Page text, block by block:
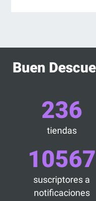
Buen
236
tiendas
10567
suscriptores a
notificaciones